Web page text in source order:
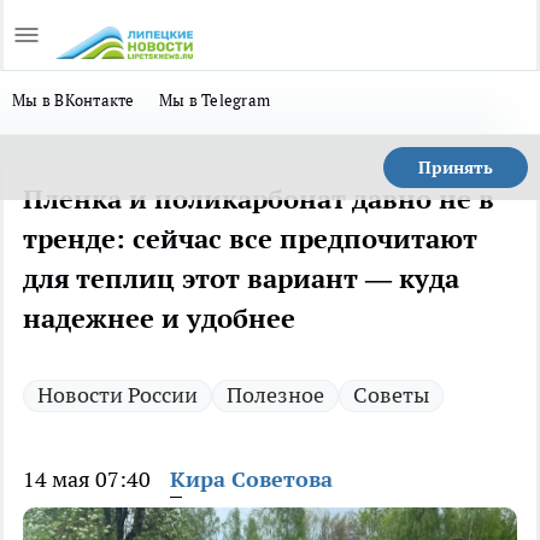
Мы в ВКонтакте Мы в Telegram
Принять
Пленка и поликарбонат давно не в
тренде: сейчас все предпочитают
для теплиц этот вариант — куда
надежнее и удобнее
Новости России Полезное Советы
14 мая 07:40 Кира Советова